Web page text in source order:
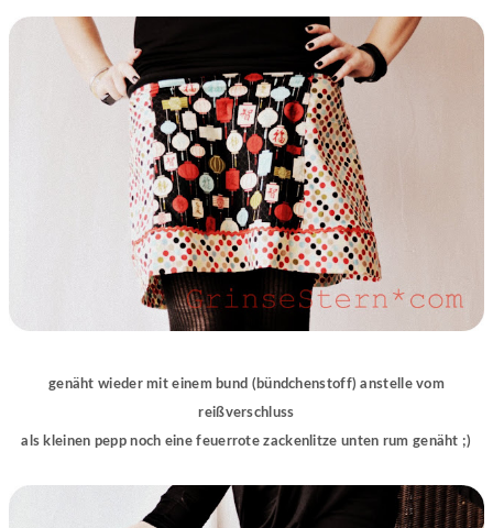
genäht wieder mit einem bund (bündchenstoff) anstelle vom
reißverschluss
als kleinen pepp noch eine feuerrote zackenlitze unten rum genäht ;)